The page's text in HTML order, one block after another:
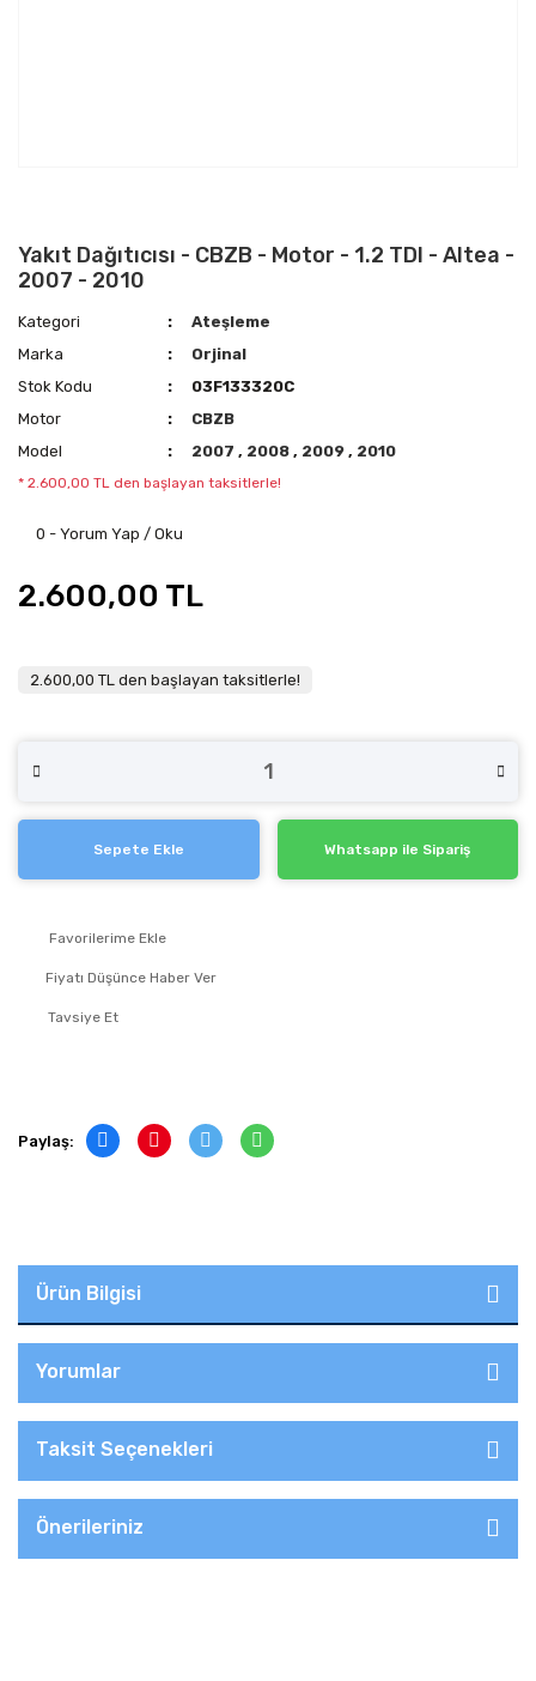
Yakıt Dağıtıcısı - CBZB - Motor - 1.2 TDI - Altea -
2007 - 2010
Kategori
Ateşleme
Marka
Orjinal
Stok Kodu
03F133320C
Motor
CBZB
Model
2007, 2008, 2009, 2010
* 2.600,00 TL den başlayan taksitlerle!
0 - Yorum Yap / Oku
2.600,00 TL
2.600,00 TL den başlayan taksitlerle!
Sepete Ekle Whatsapp ile Sipariş
Fiyatı Düşünce Haber Ver
Tavsiye Et
Paylaş:
Ürün Bilgisi
Yorumlar
Taksit Seçenekleri
Önerileriniz